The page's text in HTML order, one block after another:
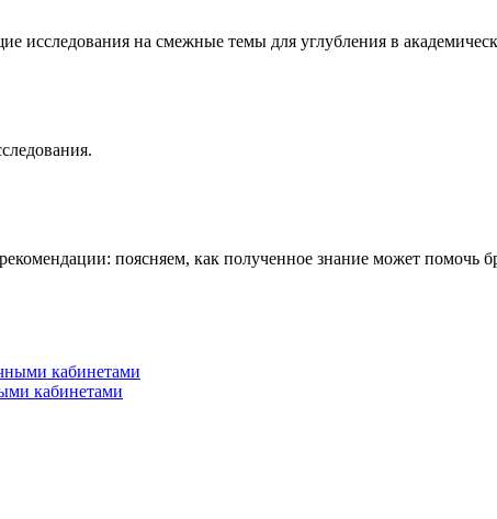
исследования на смежные темы для углубления в
поясняем, как полученное знание может помочь
кабинетами